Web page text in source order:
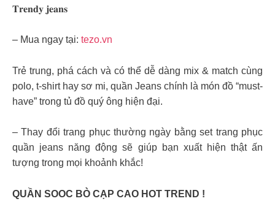
𝐓𝐫𝐞𝐧𝐝𝐲 𝐣𝐞𝐚𝐧𝐬
– Mua ngay tại: tezo.vn
Trẻ trung, phá cách và có thể dễ dàng mix & match cùng
polo, t-shirt hay sơ mi, quần Jeans chính là món đồ “must-
have” trong tủ đồ quý ông hiện đại.
– Thay đổi trang phục thường ngày bằng set trang phục
quần jeans năng động sẽ giúp bạn xuất hiện thật ấn
tượng trong mọi khoảnh khắc!
QUẦN SOOC BÒ CẠP CAO HOT TREND !